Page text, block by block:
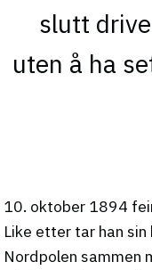
slutt
uten å ha
10. oktober 1894
Like etter tar han
Nordpolen sammen